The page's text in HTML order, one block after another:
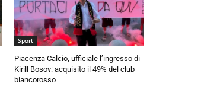
Sport
Piacenza Calcio, ufficiale l’ingresso di
Kirill Bosov: acquisito il 49% del club
biancorosso